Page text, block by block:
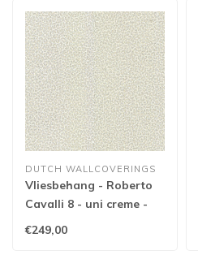
DUTCH WALLCOVERINGS
Vliesbehang - Roberto
Cavalli 8 - uni creme -
19018
€249,00